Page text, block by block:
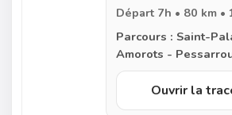
Départ 7h • 80 km •
Parcours :
Amorots -
Clairence - Urt -
Bois de Mixe -
Palais
Ouvrir la